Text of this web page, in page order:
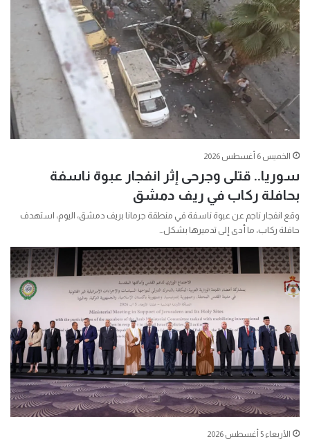
الخميس 6 أغسطس 2026
سوريا.. قتلى وجرحى إثر انفجار عبوة ناسفة
بحافلة ركاب في ريف دمشق
وقع انفجار ناجم عن عبوة ناسفة في منطقة جرمانا بريف دمشق، اليوم، استهدف
حافلة ركاب، ما أدى إلى تدميرها بشكل…
الأربعاء 5 أغسطس 2026